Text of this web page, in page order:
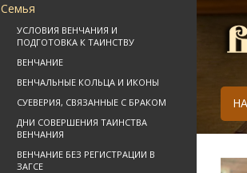
Семья
УСЛОВИЯ ВЕНЧАНИЯ И
ПОДГОТОВКА К ТАИНСТВУ
ВЕНЧАНИЕ
ВЕНЧАЛЬНЫЕ КОЛЬЦА И ИКОНЫ
СУЕВЕРИЯ, СВЯЗАННЫЕ С БРАКОМ
ДНИ СОВЕРШЕНИЯ ТАИНСТВА
ВЕНЧАНИЯ
ВЕНЧАНИЕ БЕЗ РЕГИСТРАЦИИ В
ЗАГСЕ